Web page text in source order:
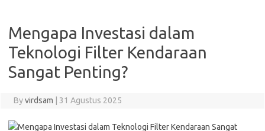
Mengapa Investasi dalam
Teknologi Filter Kendaraan
Sangat Penting?
Byvirdsam 31 Agustus 2025